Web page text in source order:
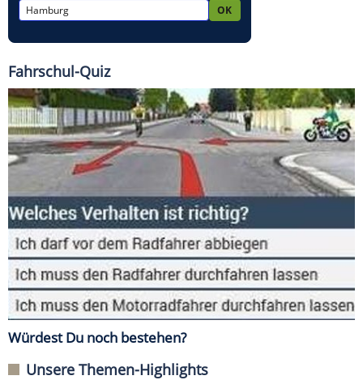
Fahrschul-Quiz
Würdest Du noch bestehen?
Unsere Themen-Highlights